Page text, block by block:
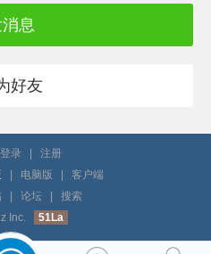
息
好友
登录
注册
电脑版
客户端
论坛
搜索
Inc.
51La